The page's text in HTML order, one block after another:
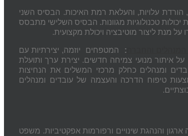
הורדת עלויות, והעלאת רמת האיכות. הבסיס השני
יכולות טכנולוגיות מגוונות. הבסיס השלישי מתבסס
מנת ליצור מוטיבציה ויכולת מקצועית.
: המטפחים יוזמה, יצירתיות עם
איתור מנועי צמיחה חדשים. יצירת ערך ותועלת
ומנהלים כחלק מרכזי המשלים את הנחיצות
טיפוח הדרכה והעצמה של עובדים ומנהלים
והנהגת שינויים ורפורמות אפקטיביות. משפט